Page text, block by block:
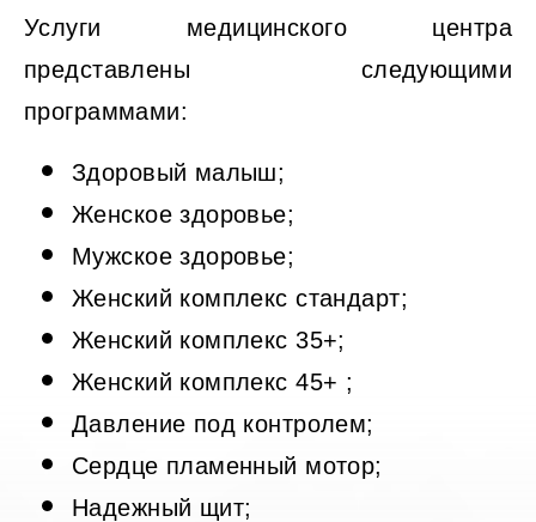
Услуги медицинского центра
представлены следующими
программами:
Здоровый малыш;
Женское здоровье;
Мужское здоровье;
Женский комплекс стандарт;
Женский комплекс 35+;
Женский комплекс 45+ ;
Давление под контролем;
Сердце пламенный мотор;
Надежный щит;